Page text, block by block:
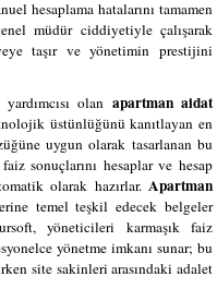
hesaplama hatalarını tamamen
müdür ciddiyetiyle çalışarak
taşır ve yönetimin prestijini
olan apartman aidat
üstünlüğünü kanıtlayan en
uygun olarak tasarlanan bu
sonuçlarını hesaplar ve hesap
olarak hazırlar. Apartman
temel teşkil edecek belgeler
yöneticileri karmaşık faiz
yönetme imkanı sunar; bu
site sakinleri arasındaki adalet